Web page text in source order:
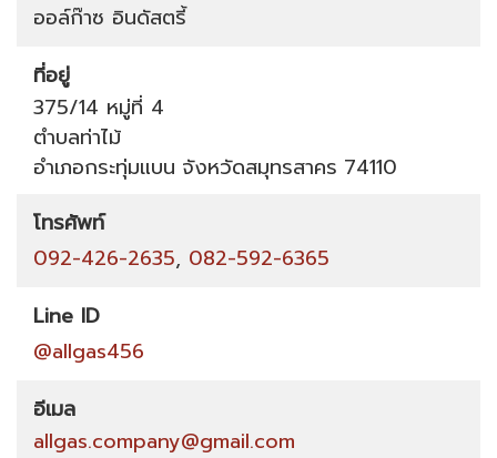
ออล์ก๊าซ อินดัสตรี้
ที่อยู่
375/14 หมู่ที่ 4
ตำบลท่าไม้
อำเภอกระทุ่มแบน จังหวัดสมุทรสาคร 74110
โทรศัพท์
092-426-2635, 082-592-6365
Line ID
@allgas456
อีเมล
allgas.company@gmail.com